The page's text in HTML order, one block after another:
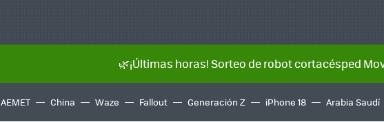
🌿¡Últimas horas! Sorteo de robot cortacésped
AEMET China Waze Fallout Generación Z iPhone 18 Arabia Saudí